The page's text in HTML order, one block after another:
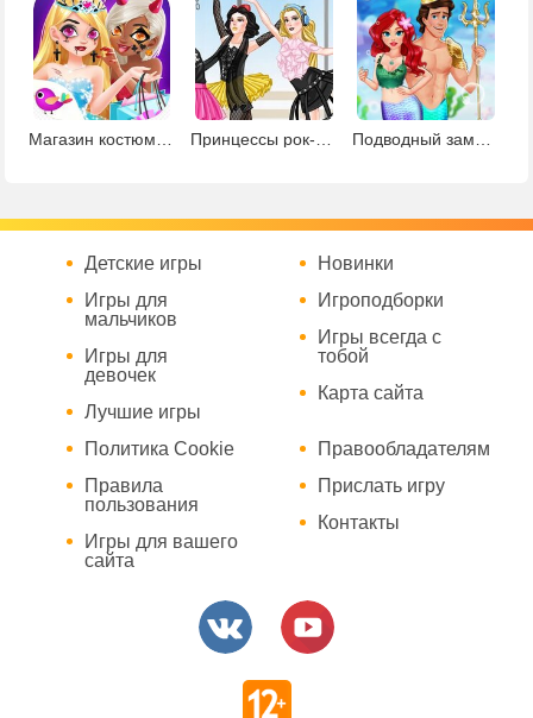
Детские игры
Игры для
мальчиков
Игры для
девочек
Лучшие игры
Новинки
Игроподборки
Игры всегда с
тобой
Карта сайта
Политика Cookie
Правила
пользования
Игры для вашего
сайта
Правообладателям
Прислать игру
Контакты